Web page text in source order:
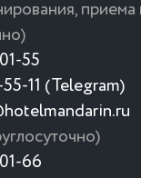
приема
55
11 (Telegram)
66